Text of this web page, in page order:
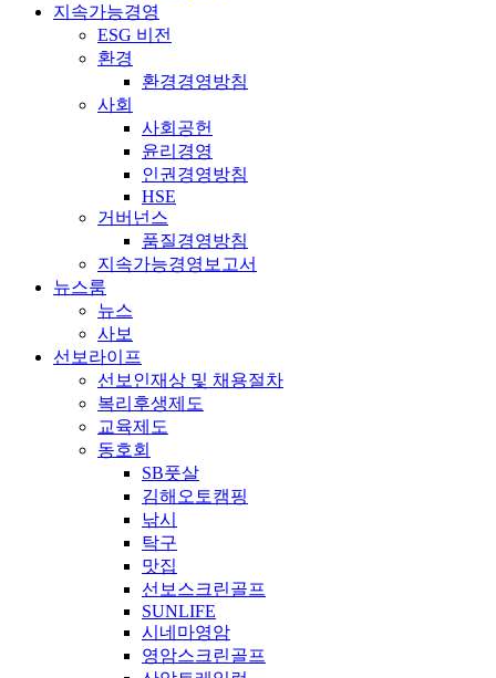
지속가능경영
ESG 비전
환경
환경경영방침
사회
사회공헌
윤리경영
인권경영방침
HSE
거버넌스
품질경영방침
지속가능경영보고서
뉴스룸
뉴스
사보
선보라이프
선보인재상 및 채용절차
복리후생제도
교육제도
동호회
SB풋살
김해오토캠핑
낚시
탁구
맛집
선보스크린골프
SUNLIFE
시네마영암
영암스크린골프